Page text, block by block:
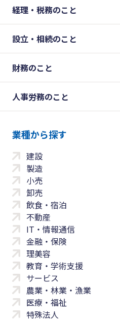
経理・税務のこと
設立・相続のこと
財務のこと
人事労務のこと
業種から探す
建設
製造
小売
卸売
飲食・宿泊
不動産
IT・情報通信
金融・保険
理美容
教育・学術支援
サービス
農業・林業・漁業
医療・福祉
特殊法人